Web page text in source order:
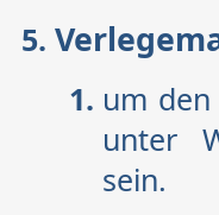
um
unter
sein.